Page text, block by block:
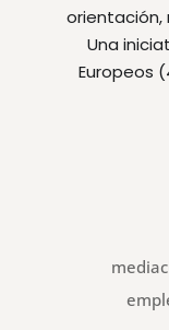
orientación,
Una
Europeos